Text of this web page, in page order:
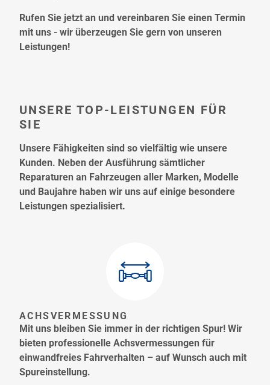
Rufen Sie jetzt an und vereinbaren Sie einen Termin
mit uns - wir überzeugen Sie gern von unseren
Leistungen!
UNSERE TOP-LEISTUNGEN FÜR
SIE
Unsere Fähigkeiten sind so vielfältig wie unsere
Kunden. Neben der Ausführung sämtlicher
Reparaturen an Fahrzeugen aller Marken, Modelle
und Baujahre haben wir uns auf einige besondere
Leistungen spezialisiert.
ACHSVERMESSUNG
Mit uns bleiben Sie immer in der richtigen Spur! Wir
bieten professionelle Achsvermessungen für
einwandfreies Fahrverhalten – auf Wunsch auch mit
Spureinstellung.